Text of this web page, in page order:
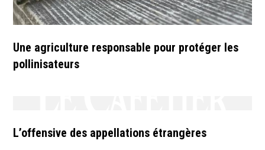
Une agriculture responsable pour protéger les
pollinisateurs
L’offensive des appellations étrangères